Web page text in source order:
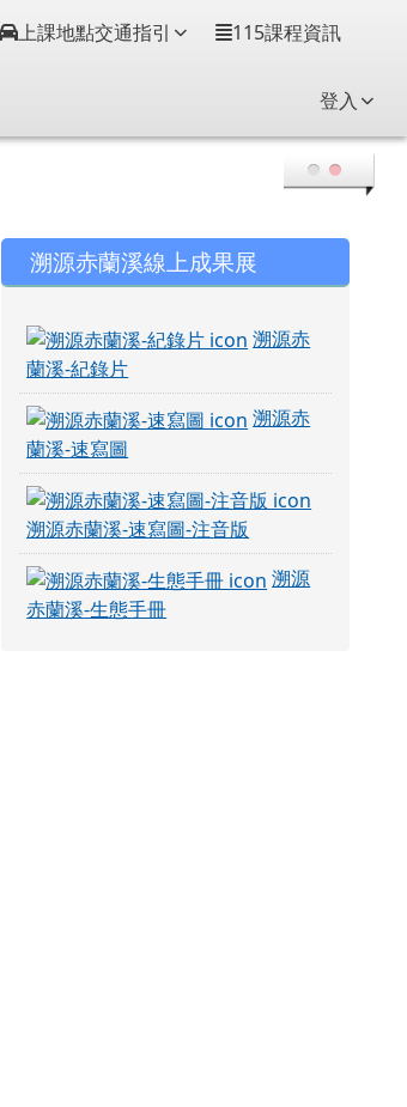
上課地點交通指引 115課程資訊
登入
右邊區域內容
溯源赤蘭溪線上成果展
溯源赤
蘭溪-紀錄片
溯源赤
蘭溪-速寫圖
溯源赤蘭溪-速寫圖-注音版
溯源
赤蘭溪-生態手冊